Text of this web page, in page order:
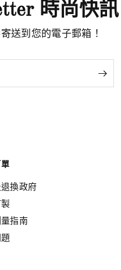
時尚快訊
送到您的電子郵箱！
換政府
指南